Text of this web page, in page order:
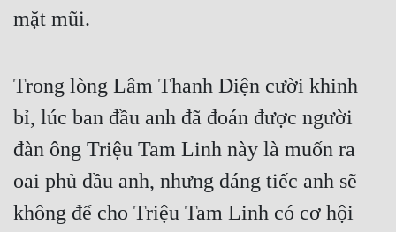
Mỹ Thực
Ngược
Nữ Cường
Nữ Phụ
Phong Thủy - Tâm Linh
Phương Tây
mặt mũi.
Trong lòng Lâm Thanh Diện cười khinh
bỉ, lúc ban đầu anh đã đoán được người
đàn ông Triệu Tam Linh này là muốn ra
oai phủ đầu anh, nhưng đáng tiếc anh sẽ
không để cho Triệu Tam Linh có cơ hội